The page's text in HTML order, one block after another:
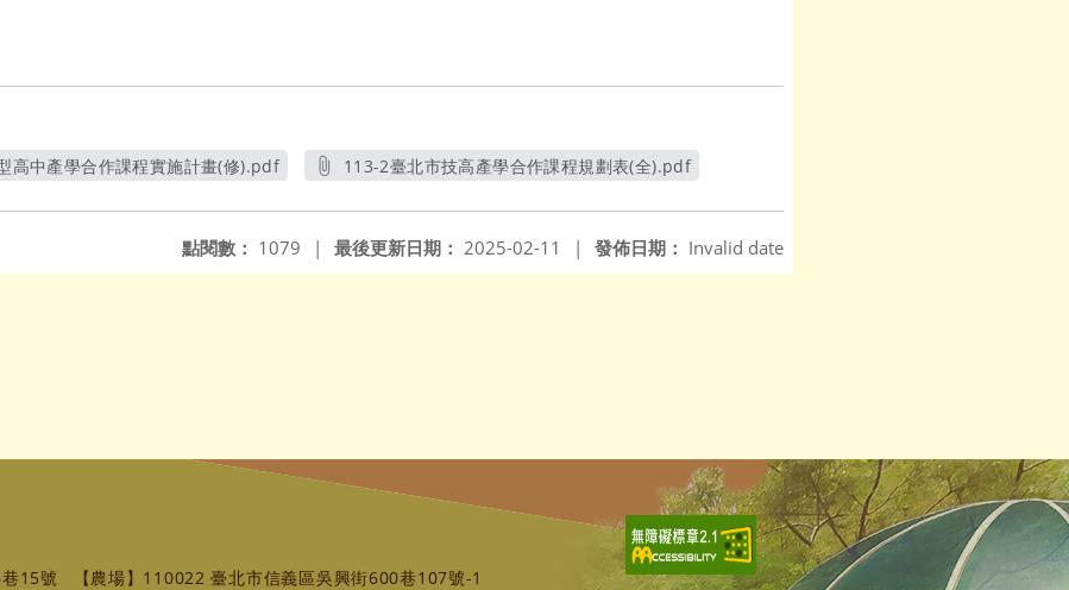
高中產學合作課程實施計畫(修).pdf
113-2臺北市技高產學合作課程規劃表(全).pdf
發佈日期： Invalid date
最後更新日期： 2025-02-11 |
點閱數： 1079 |
15號
【農場】110022 臺北市信義區吳興街600巷107號-1